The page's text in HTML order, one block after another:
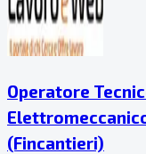
Operatore
(Fincantieri)